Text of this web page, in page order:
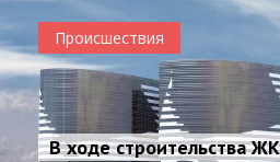
Происшествия
В ходе строительства